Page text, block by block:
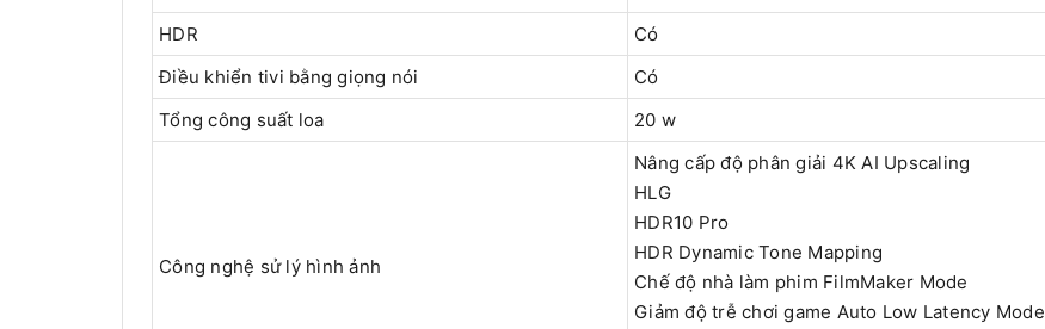
HDR
Có
Điều khiển tivi bằng giọng nói
Có
Tổng công suất loa
20 w
Công nghệ sử lý hình ảnh
Nâng cấp độ phân giải 4K AI Upscaling
HLG
HDR10 Pro
HDR Dynamic Tone Mapping
Chế độ nhà làm phim FilmMaker Mode
Giảm độ trễ chơi game Auto Low Latency Mode